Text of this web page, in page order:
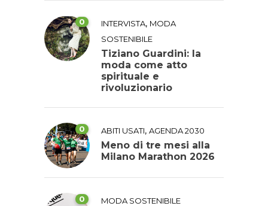
0 INTERVISTA, MODA
SOSTENIBILE
Tiziano Guardini: la
moda come atto
spirituale e
rivoluzionario
0 ABITI USATI, AGENDA 2030
Meno di tre mesi alla
Milano Marathon 2026
0 MODA SOSTENIBILE